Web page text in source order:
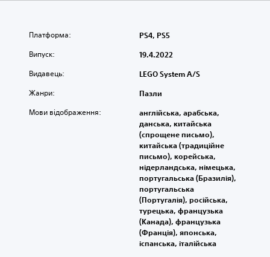
Платформа: PS4, PS5
Випуск: 19.4.2022
Видавець: LEGO System A/S
Жанри: Пазли
Мови відображення:
англійська, арабська,
данська, китайська
(спрощене письмо),
китайська (традиційне
письмо), корейська,
нідерландська, німецька,
португальська (Бразилія),
португальська
(Португалія), російська,
турецька, французька
(Канада), французька
(Франція), японська,
іспанська, італійська